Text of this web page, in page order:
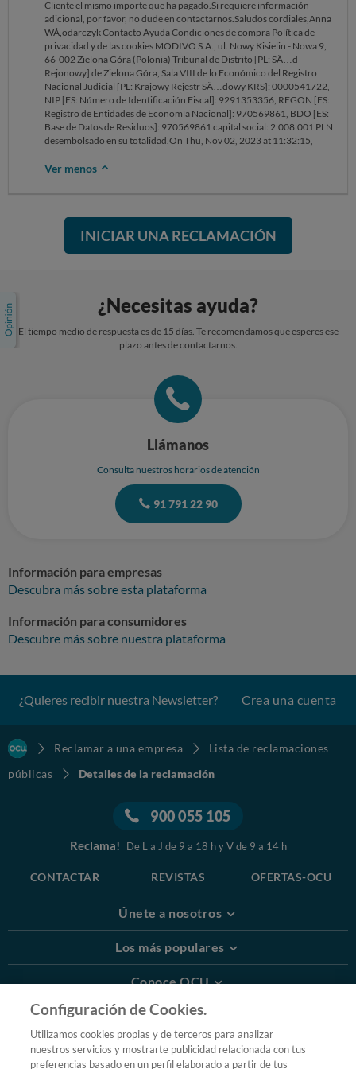
Cliente el mismo importe que ha pagado.Si requiere información
adicional, por favor, no dude en contactarnos.Saludos cordiales,Anna
WÅ‚odarczyk Contacto Ayuda Condiciones de compra Política de
privacidad y de las cookies MODIVO S.A., ul. Nowy Kisielin - Nowa 9,
66-002 Zielona Góra (Polonia) Tribunal de Distrito [PL: SÄ…d
Rejonowy] de Zielona Góra, Sala VIII de lo Económico del Registro
Nacional Judicial [PL: Krajowy Rejestr SÄ…dowy KRS]: 0000541722,
NIP [ES: Número de Identificación Fiscal]: 9291353356, REGON [ES:
Registro de Entidades de Economía Nacional]: 970569861, BDO [ES:
Base de Datos de Residuos]: 970569861 capital social: 2.008.001 PLN
desembolsado en su totalidad.On Thu, Nov 02, 2023 at 11:32:15,
Ver menos
INICIAR UNA RECLAMACIÓN
¿Necesitas ayuda?
El tiempo medio de respuesta es de 15 días. Te recomendamos que esperes ese
plazo antes de contactarnos.
Llámanos
Consulta nuestros horarios de atención
91 791 22 90
Información para empresas
Descubra más sobre esta plataforma
Información para consumidores
Descubre más sobre nuestra plataforma
¿Quieres recibir nuestra Newsletter? Crea una cuenta
Reclamar a una empresa
Lista de reclamaciones
públicas
Detalles de la reclamación
900 055 105
Reclama! De L a J de 9 a 18 h y V de 9 a 14 h
CONTACTAR REVISTAS OFERTAS-OCU
Únete a nosotros
Los más populares
Conoce OCU
Más Información
© 2026 OCU
Configuración de Cookies.
Utilizamos cookies propias y de terceros para analizar
nuestros servicios y mostrarte publicidad relacionada con tus
preferencias basado en un perfil elaborado a partir de tus